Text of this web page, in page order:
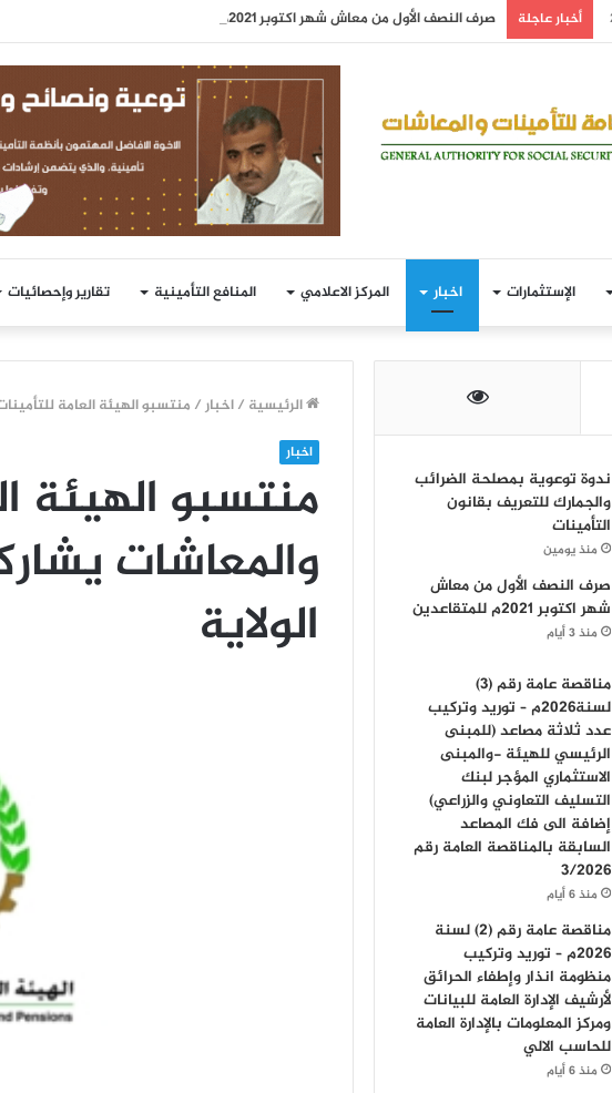
أخبار عاجلة صرف النصف الأول من معاش شهر اكتوبر 2021م للمتقاعدين
الإستثمارات اخبار المركز الاعلامي المنافع التأمينية تقارير وإحصائيات
الرئيسية /اخبار/ منتسبو الهيئة العامة
اخبار
منتسبو الهيئة
والمعاشات
الولاية
ندوة توعوية بمصلحة الضرائب
والجمارك للتعريف بقانون
التأمينات
منذ يومين
صرف النصف الأول من معاش
شهر اكتوبر 2021م للمتقاعدين
منذ 3 أيام
مناقصة عامة رقم (3)
لسنة2026م – توريد وتركيب
عدد ثلاثة مصاعد (للمبنى
الرئيسي للهيئة -والمبنى
الاستثماري المؤجر لبنك
التسليف التعاوني والزراعي)
إضافة الى فك المصاعد
السابقة بالمناقصة العامة رقم
3/2026
منذ 6 أيام
مناقصة عامة رقم (2) لسنة
2026م – توريد وتركيب
منظومة انذار وإطفاء الحرائق
لأرشيف الإدارة العامة للبيانات
ومركز المعلومات بالإدارة العامة
للحاسب الالي
منذ 6 أيام